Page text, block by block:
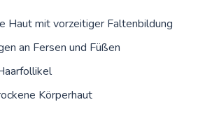
Haut mit vorzeitiger Faltenbildung
an Fersen und Füßen
Körperhaut